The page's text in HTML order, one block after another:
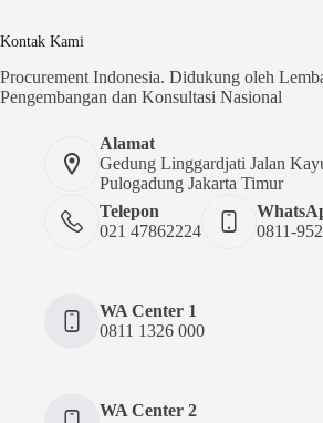
Kontak Kami
Procurement Indonesia. Didukung oleh
Pengembangan dan Konsultasi Nasional
Alamat
Gedung Linggardjati Jalan
Pulogadung Jakarta Timur
Telepon
021 47862224
0811-
WA Center 1
0811 1326 000
WA Center 2